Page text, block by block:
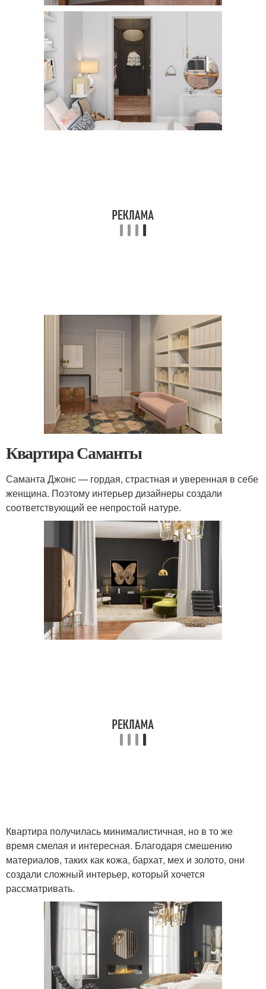
Квартира Саманты
Саманта Джонс — гордая, страстная и уверенная в себе
женщина. Поэтому интерьер дизайнеры создали
соответствующий ее непростой натуре.
Квартира получилась минималистичная, но в то же
время смелая и интересная. Благодаря смешению
материалов, таких как кожа, бархат, мех и золото, они
создали сложный интерьер, который хочется
рассматривать.